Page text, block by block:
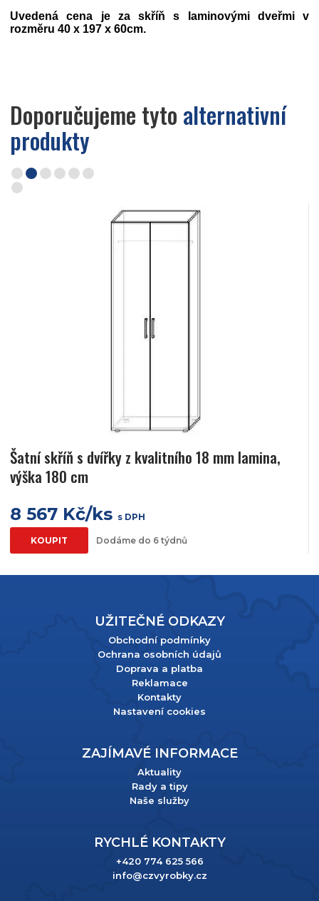
Uvedená cena je za skříň s laminovými dveřmi v
rozměru 40 x 197 x 60cm.
Doporučujeme tyto alternativní
produkty
Šatní skříň s dvířky z kvalitního 18 mm lamina,
výška 180 cm
8 567 Kč/ks s DPH
KOUPIT Dodáme do 6 týdnů
UŽITEČNÉ ODKAZY
Obchodní podmínky
Ochrana osobních údajů
Doprava a platba
Reklamace
Kontakty
Nastavení cookies
ZAJÍMAVÉ INFORMACE
Aktuality
Rady a tipy
Naše služby
RYCHLÉ KONTAKTY
+420 774 625 566
info@czvyrobky.cz